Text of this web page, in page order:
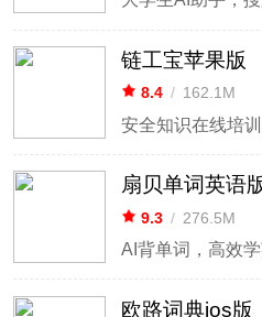
链工宝苹果版
8.4 / 162.1M
安全知识在线培
扇贝单词英语
9.3 / 276.5M
AI背单词，高效
欧路词典ios版